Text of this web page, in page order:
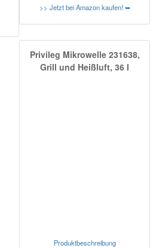
>> Jetzt bei Amazon kaufen! ➥
Privileg Mikrowelle 231638,
Grill und Heißluft, 36 l
Produktbeschreibung